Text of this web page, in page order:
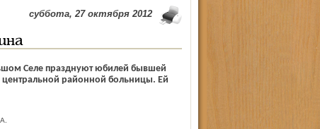
суббота, 27 октября 2012
Селе празднуют юбилей бывшей
районной больницы. Ей